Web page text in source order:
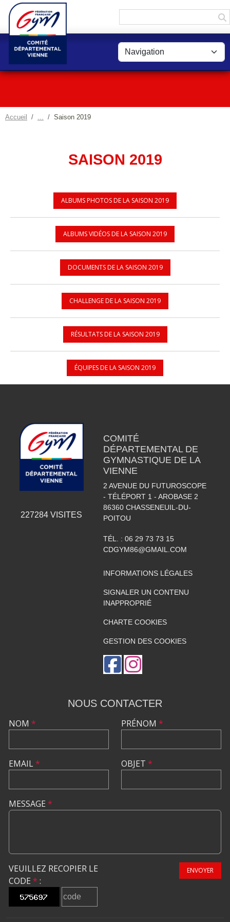
Accueil Saison 2019
SAISON 2019
ALBUMS PHOTOS DE LA SAISON 2019
ALBUMS VIDÉOS DE LA SAISON 2019
DOCUMENTS DE LA SAISON 2019
CHALLENGE DE LA SAISON 2019
RÉSULTATS DE LA SAISON 2019
ÉQUIPES DE LA SAISON 2019
227284 VISITES
COMITÉ
DÉPARTEMENTAL DE
GYMNASTIQUE DE LA
VIENNE
2 AVENUE DU FUTUROSCOPE
- TÉLÉPORT 1 - AROBASE 2
86360 CHASSENEUIL-DU-
POITOU
TÉL. : 06 29 73 73 15
CDGYM86@GMAIL.COM
INFORMATIONS LÉGALES
SIGNALER UN CONTENU
INAPPROPRIÉ
CHARTE COOKIES
GESTION DES COOKIES
NOUS CONTACTER
NOM *
EMAIL*
PRÉNOM *
OBJET *
MESSAGE *
VEUILLEZ RECOPIER LE
CODE * :
ENVOYER
Panneau de gestion des cookies